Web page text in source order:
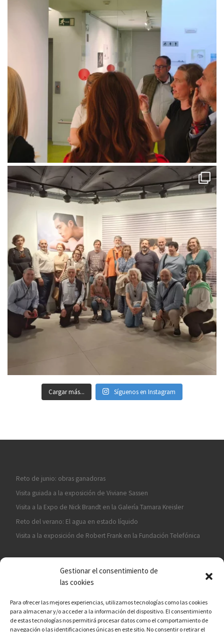
Gestionar el consentimiento de
las cookies
Para ofrecer las mejores experiencias, utilizamos tecnologías como las cookies
para almacenar y/o acceder a la información del dispositivo. El consentimiento
de estas tecnologías nos permitirá procesar datos como el comportamiento de
navegación o las identificaciones únicas en este sitio. No consentir o retirar el
Cargar más... Síguenos en Instagram
Reto de junio: obras ganadoras
Visita guiada a la exposición de Viviane Sassen
Visita a la Expo de Nick Brandt en la Galería Tamara Kreisler
Reto del verano: El agua en estado líquido
Visita a la exposición de Robert Frank en la Fundación Telefónica
¡ASÓCIATE A CÁMARA EN MANO!